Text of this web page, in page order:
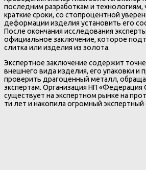
последним разработкам и технологиям,
краткие сроки, со стопроцентной
деформации изделия установить его
После окончания исследования
официальное заключение, которое
слитка или изделия из золота.
Экспертное заключение содержит
внешнего вида изделия, его упаковки и
проверить драгоценный металл,
экспертам. Организация НП «Федерация
существует на экспертном рынке на
ти лет и накопила огромный экспертный